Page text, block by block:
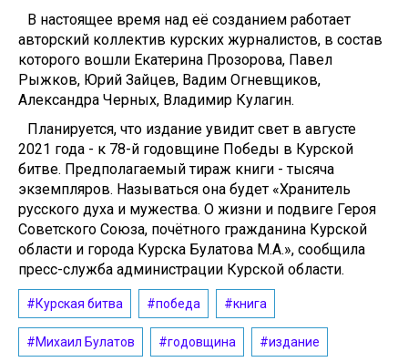
В настоящее время над её созданием работает
авторский коллектив курских журналистов, в состав
которого вошли Екатерина Прозорова, Павел
Рыжков, Юрий Зайцев, Вадим Огневщиков,
Александра Черных, Владимир Кулагин.
Планируется, что издание увидит свет в августе
2021 года - к 78-й годовщине Победы в Курской
битве. Предполагаемый тираж книги - тысяча
экземпляров. Называться она будет «Хранитель
русского духа и мужества. О жизни и подвиге Героя
Советского Союза, почётного гражданина Курской
области и города Курска Булатова М.А.», сообщила
пресс-служба администрации Курской области.
#Курская битва #победа #книга
#Михаил Булатов #годовщина #издание